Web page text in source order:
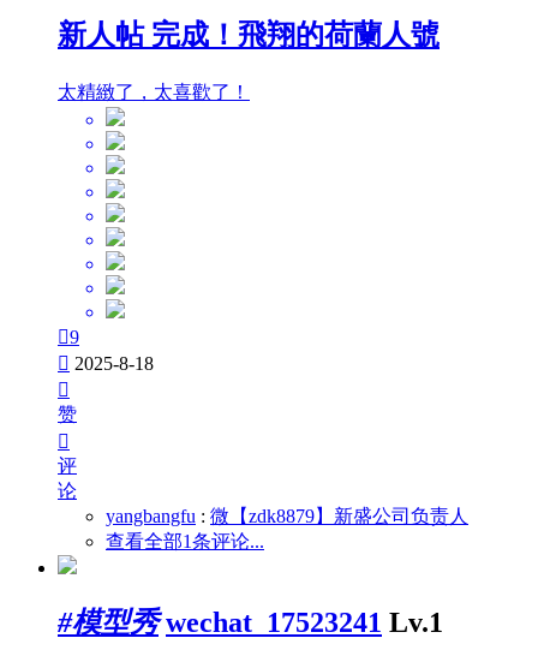
新人帖完成！飛翔的荷蘭人號
太精緻了，太喜歡了！
9
 2025-8-18

赞

评
论
yangbangfu : 微【zdk8879】新盛公司负责人
查看全部1条评论...
#模型秀 wechat_17523241 Lv.1